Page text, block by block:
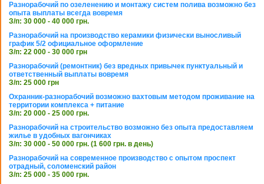
Разнорабочий по озеленению и монтажу систем полива возможно без
опыта выплаты всегда вовремя
З/п: 30 000 - 40 000 грн.
Разнорабочий на производство керамики физически выносливый
график 5/2 официальное оформление
З/п: 22 000 - 30 000 грн
Разнорабочий (ремонтник) без вредных привычек пунктуальный и
ответственный выплаты вовремя
З/п: 25 000 грн
Охранник-разнорабочий возможно вахтовым методом проживание на
территории комплекса + питание
З/п: 20 000 - 25 000 грн.
Разнорабочий на строительство возможно без опыта предоставляем
жилье в удобных вагончиках
З/п: 30 000 - 50 000 грн. (1 600 грн. в день)
Разнорабочий на современное производство с опытом проспект
отрадный, соломенский район
З/п: 25 000 - 35 000 грн.